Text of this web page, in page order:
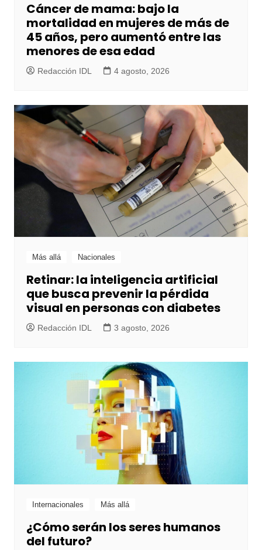
Cáncer de mama: bajo la
mortalidad en mujeres de más de
45 años, pero aumentó entre las
menores de esa edad
Redacción IDL 4 agosto, 2026
Más allá Nacionales
Retinar: la inteligencia artificial
que busca prevenir la pérdida
visual en personas con diabetes
Redacción IDL 3 agosto, 2026
Internacionales Más allá
¿Cómo serán los seres humanos
del futuro?